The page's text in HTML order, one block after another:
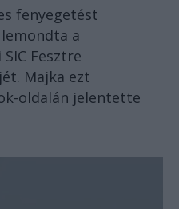
fenyegetést
a
Fesztre
Majka ezt
oldalán jelentette